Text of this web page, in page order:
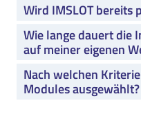
Wird IMSLOT bereits
Wie lange dauert die
auf meiner eigenen
Nach welchen
Modules ausgewählt?